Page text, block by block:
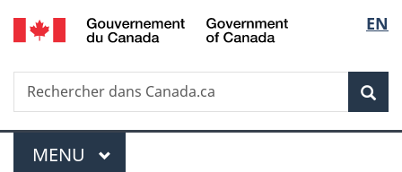
Passer
au
principal
Passer
à
Au
du
Passer
à
version
simplifiée
de
la
EN
Recherche
Rechercher
dans
Menu
MENU PRINCIPAL